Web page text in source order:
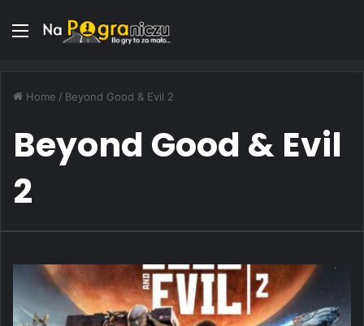
Menu
Home / Beyond Good & Evil 2
Beyond Good & Evil
2